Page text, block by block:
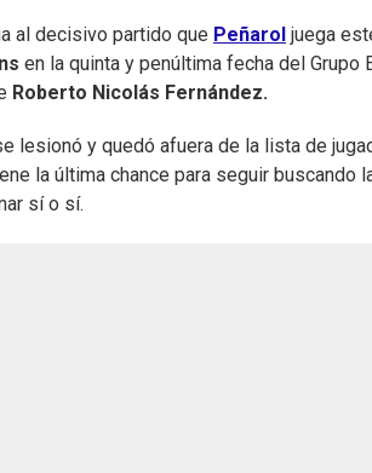
al decisivo partido que Peñarol juega
en la quinta y penúltima fecha del Grupo
Roberto Nicolás Fernández.
lesionó y quedó afuera de la lista de
la última chance para seguir
sí o sí.